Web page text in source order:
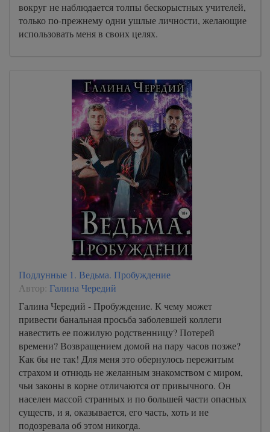
вокруг не наблюдается толпы бескорыстных учителей,
только по-прежнему одни ушлые личности, желающие
использовать меня в своих целях.
Подлунные 1. Ведьма. Пробуждение
Автор: Галина Чередий
Галина Чередий - Пробуждение. К чему может
привести банальная просьба заболевшей коллеги
навестить ее пожилую родственницу? Потерей
времени? Возвращением домой на пару часов позже?
Как бы не так! Для меня это обернулось пережитым
страхом и отнюдь не желанным знакомством с миром,
чьи законы в корне отличаются от привычного. Он
населен массой странных и по большей части опасных
существ, и я, оказывается, его часть, хоть и не
подозревала об этом никогда.